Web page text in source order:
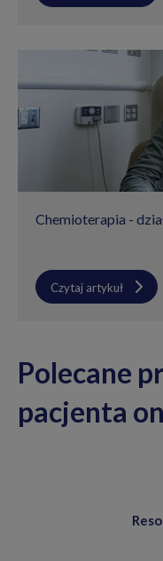
Chemioterapia -
Czytaj artykuł
Polecane
pacjenta